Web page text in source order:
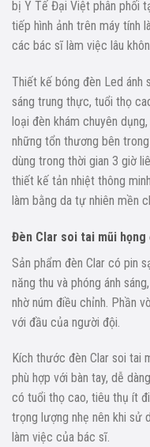
bị Y Tế Đại Việt phân phối
tiếp hình ảnh trên máy tính
các bác sĩ làm việc lâu
Thiết kế bóng đèn Led ánh
sáng trung thực, tuổi thọ
loại đèn khám chuyên
những tổn thương bên
dùng trong thời gian 3 giờ
thiết kế tản nhiệt thông
làm bằng da tự nhiên mền
Đèn Clar soi tai mũi
Sản phẩm đèn Clar có pin
năng thu và phóng ánh
nhờ núm điều chỉnh. Phần
với đầu của người đội.
Kích thước đèn Clar soi tai
phù hợp với bàn tay, dễ
có tuổi thọ cao, tiêu thụ ít
trọng lượng nhẹ nên khi sử
làm việc của bác sĩ.